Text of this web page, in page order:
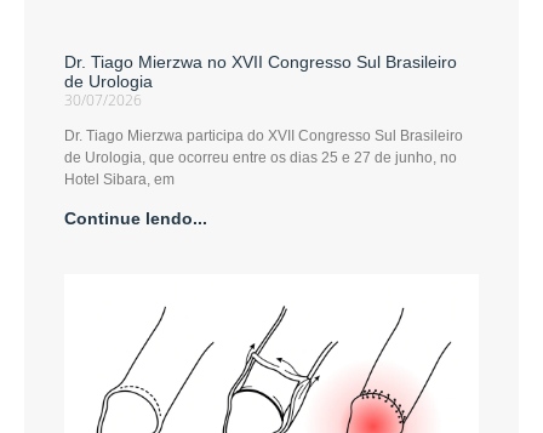
Dr. Tiago Mierzwa no XVII Congresso Sul Brasileiro
de Urologia
30/07/2026
Dr. Tiago Mierzwa participa do XVII Congresso Sul Brasileiro
de Urologia, que ocorreu entre os dias 25 e 27 de junho, no
Hotel Sibara, em
Continue lendo...